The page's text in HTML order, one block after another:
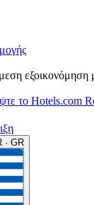
εξοικονόμηση
το Hotels.com
· GR